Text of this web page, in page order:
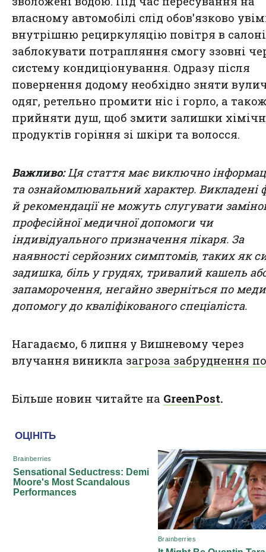
власному автомобілі слід обов'язково
внутрішню рециркуляцію повітря в
заблокувати потрапляння смогу ззовні
систему кондиціонування. Одразу після
повернення додому необхідно зняти
одяг, ретельно промити ніс і горло, а
прийняти душ, щоб змити залишки
продуктів горіння зі шкіри та волосся.
Важливо:Ця стаття має виключно
та ознайомлювальний характер. Викладені
й рекомендації не можуть слугувати
професійної медичної допомоги чи
індивідуального призначення лікаря. За
наявності серйозних симптомів, таких як
задишка, біль у грудях, тривалий кашель
запаморочення, негайно зверніться по
допомогу до кваліфікованого спеціаліста.
Нагадаємо, 6 липня у Вишневому через
влучання виникла загроза забруднення
Більше новин читайте на GreenPost.